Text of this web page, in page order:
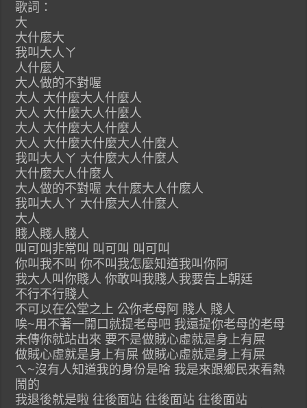
歌詞：
大
大什麼大
我叫大人ㄚ
人什麼人
大人做的不對喔
大人 大什麼大人什麼人
大人 大什麼大人什麼人
大人 大什麼大人什麼人
大人 大什麼大什麼大人什麼人
我叫大人ㄚ 大什麼大人什麼人
大什麼大人什麼人
大人做的不對喔 大什麼大人什麼人
我叫大人ㄚ 大什麼大人什麼人
大人
賤人賤人賤人
叫可叫非常叫 叫可叫 叫可叫
你叫我不叫 你不叫我怎麼知道我叫你阿
我大人叫你賤人 你敢叫我賤人我要告上朝廷
不行不行賤人
不可以在公堂之上 公你老母阿 賤人 賤人
唉~用不著一開口就提老母吧 我還提你老母的老母
未傳你就站出來 要不是做賊心虛就是身上有屎
做賊心虛就是身上有屎 做賊心虛就是身上有屎
ㄟ~沒有人知道我的身份是啥 我是來跟鄉民來看熱
鬧的
我退後就是啦 往後面站 往後面站 往後面站